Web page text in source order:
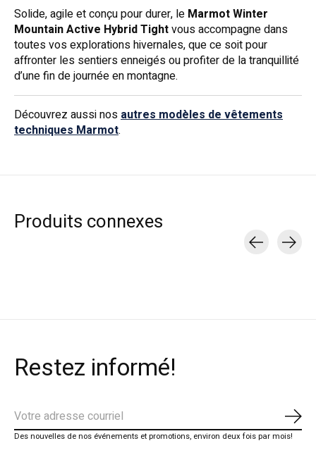
Solide, agile et conçu pour durer, le Marmot Winter
Mountain Active Hybrid Tightvous accompagne dans
toutes vos explorations hivernales, que ce soit pour
affronter les sentiers enneigés ou profiter de la tranquillité
d’une fin de journée en montagne.
Découvrez aussi nosautres modèles de vêtements
techniques Marmot.
Produits connexes
Restez informé!
Des nouvelles de nos événements et promotions, environ deux fois par mois!